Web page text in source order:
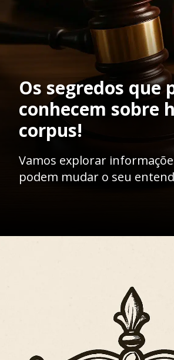
Os segredos que
conhecem sobre
corpus!
Vamos explorar
podem mudar o seu